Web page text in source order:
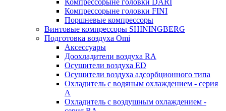
Компрессорыне головки DARI
Компрессорыне головки FINI
Поршневые компрессоры
Винтовые компрессоры SHININGBERG
Подготовка воздуха Omi
Аксессуары
Доохладители воздуха RA
Осушители воздуха ED
Осушители воздуха адсорбционного типа
Охладитель с водяным охлаждением - серия
A
Охладитель с воздушным охлаждением -